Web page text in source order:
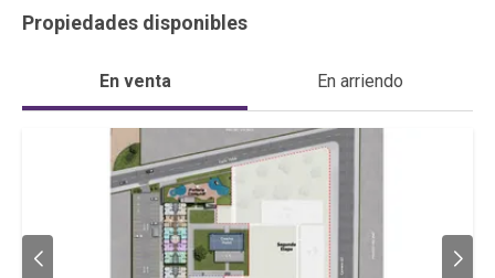
Propiedades disponibles
En venta En arriendo